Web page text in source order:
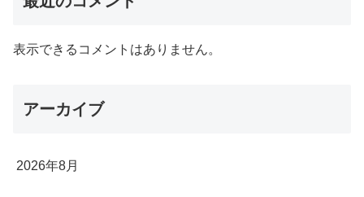
表示できるコメントはありません。
アーカイブ
2026年8月